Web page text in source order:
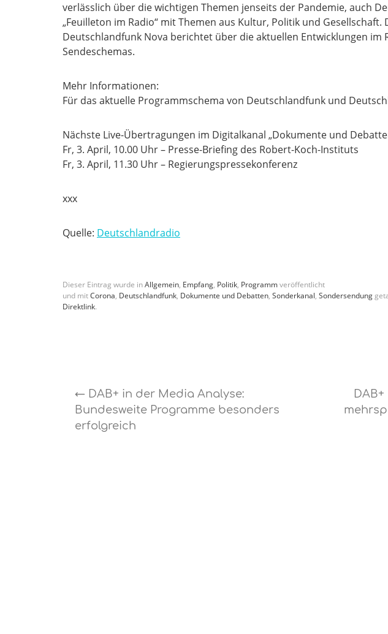
verlässlich über die wichtigen Themen jenseits der Pandemie, auch
„Feuilleton im Radio“ mit Themen aus Kultur, Politik und
Deutschlandfunk Nova berichtet über die aktuellen Entwicklungen im
Sendeschemas.
Mehr Informationen:
Für das aktuelle Programmschema von Deutschlandfunk und
Nächste Live-Übertragungen im Digitalkanal „Dokumente und
Fr, 3. April, 10.00 Uhr – Presse-Briefing des Robert-Koch-Instituts
Fr, 3. April, 11.30 Uhr – Regierungspressekonferenz
xxx
Quelle: Deutschlandradio
Dieser Eintrag wurde inAllgemein, Empfang, Politik, Programmveröffentlicht
und mitCorona, Deutschlandfunk, Dokumente und Debatten, Sonderkanal, Sondersendung
Direktlink.
← DAB+ in der Media Analyse:
Bundesweite Programme besonders
erfolgreich